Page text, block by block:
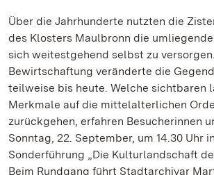
Über die Jahrhunderte nutzten die
des Klosters Maulbronn die
sich weitestgehend selbst zu
Bewirtschaftung veränderte die
teilweise bis heute. Welche sichtbaren
Merkmale auf die mittelalterlichen
zurückgehen, erfahren Besucherinnen
Sonntag, 22. September, um 14.30 Uhr
Sonderführung „Die Kulturlandschaft
Beim Rundgang führt Stadtarchivar